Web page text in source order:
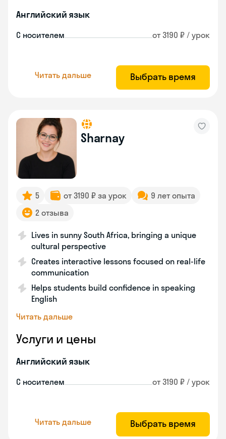
Английский язык
С носителем от 3190 ₽ / урок
Читать дальше Выбрать время
Sharnay
5 от 3190 ₽ за урок
9 лет опыта
2 отзыва
Lives in sunny South Africa, bringing a unique
cultural perspective
Creates interactive lessons focused on real-life
communication
Helps students build confidence in speaking
English
Читать дальше
Услуги и цены
Английский язык
С носителем от 3190 ₽ / урок
Читать дальше Выбрать время